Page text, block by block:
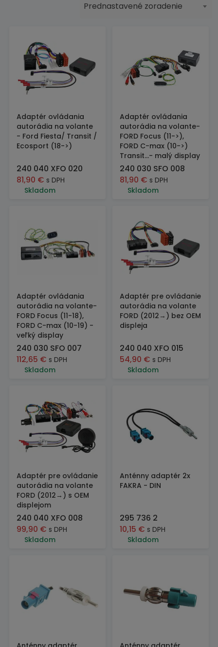
Prednastavené zoradenie
Adaptér ovládania
autorádia na volante
- Ford Fiesta/ Transit /
Ecosport (18->)
240 040 XFO 020
81,90 € s DPH
Skladom
Adaptér ovládania
autorádia na volante-
FORD Focus (11->),
FORD C-max (10->)
Transit...- malý display
240 030 SFO 008
81,90 € s DPH
Skladom
Adaptér ovládania
autorádia na volante-
FORD Focus (11-18),
FORD C-max (10-19) -
veľký display
240 030 SFO 007
112,65 € s DPH
Skladom
Adaptér pre ovládanie
autorádia na volante
FORD (2012→) bez OEM
displeja
240 040 XFO 015
54,90 € s DPH
Skladom
Adaptér pre ovládanie
autorádia na volante
FORD (2012→) s OEM
displejom
240 040 XFO 008
99,90 € s DPH
Skladom
Anténny adaptér 2x
FAKRA - DIN
295 736 2
10,15 € s DPH
Skladom